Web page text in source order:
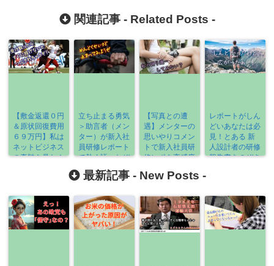
関連記事 - Related Posts -
【敷金返還０円
＆原状回復費用
６９万円】私は
ネットビジネス
の真髄を見た！
立ち止まる勇気
＞助言者（メン
ター）が新入社
員研修レポート
で熱く語ったぞ
【写真との遭
遇】メンターの
思いやりコメン
トで新入社員研
修レポを高感度
レポートがしん
どいあなたは必
見！とある 新
人設計者の研修
報告書をのぞき
最新記事 - New Posts -